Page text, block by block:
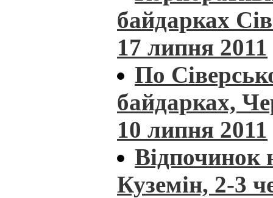
байдарках
17 липня 2011
По
байдарках,
10 липня 2011
Відпочинок
Куземін, 2-3